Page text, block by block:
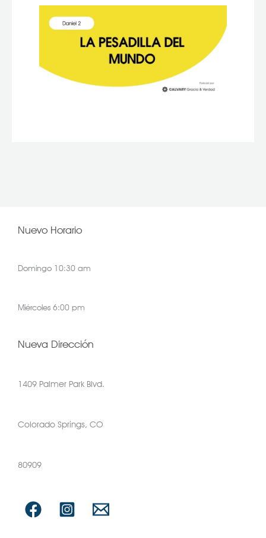
Nuevo Horario
Domingo 10:30 am
Miércoles 6:00 pm
Nueva Dirección
1409 Palmer Park Blvd.
Colorado Springs, CO
80909